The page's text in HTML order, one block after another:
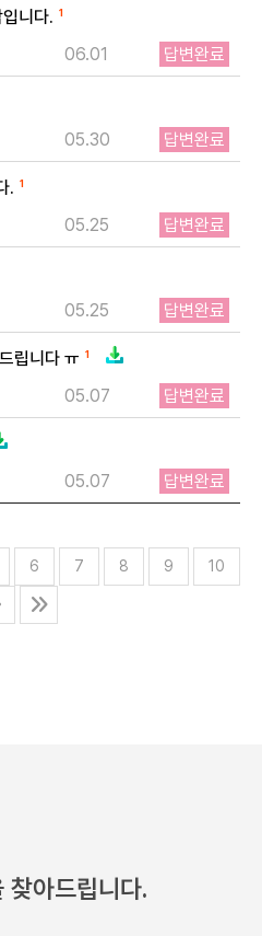
니다. 1
06.01 답변완료
05.30 답변완료
. 1
05.25 답변완료
05.25 답변완료
립니다 ㅠ 1
05.07 답변완료
05.07 답변완료
6 7 8 9 10
찾아드립니다.
이용에 관한 내용
완료 후 파기합니다.